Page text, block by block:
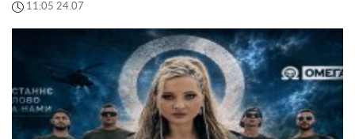
11:05 24.07